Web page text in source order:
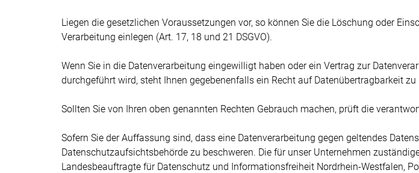
Liegen die gesetzlichen Voraussetzungen vor, so können Sie die Löschung oder
Verarbeitung einlegen (Art. 17, 18 und 21 DSGVO).
Wenn Sie in die Datenverarbeitung eingewilligt haben oder ein Vertrag zur
durchgeführt wird, steht Ihnen gegebenenfalls ein Recht auf Datenübertragbarkeit zu
Sollten Sie von Ihren oben genannten Rechten Gebrauch machen, prüft die
Sofern Sie der Auffassung sind, dass eine Datenverarbeitung gegen geltendes
Datenschutzaufsichtsbehörde zu beschweren. Die für unser Unternehmen
Landesbeauftragte für Datenschutz und Informationsfreiheit Nordrhein-Westfalen,